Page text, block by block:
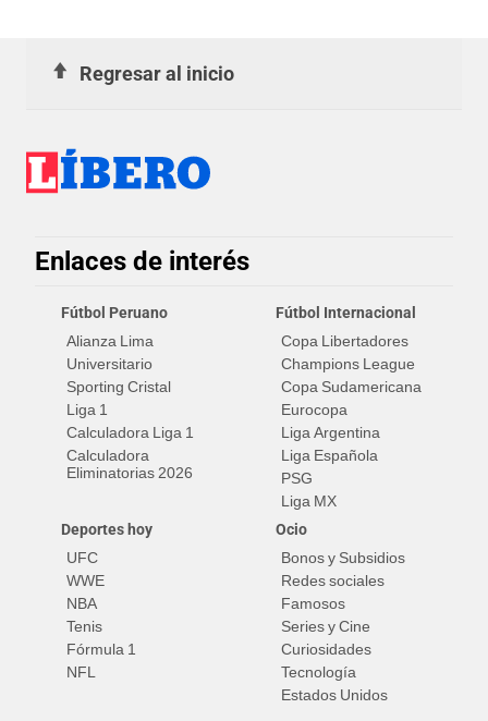
Regresar al inicio
Enlaces de interés
Fútbol Peruano
Alianza Lima
Universitario
Sporting Cristal
Liga 1
Calculadora Liga 1
Calculadora
Eliminatorias 2026
Fútbol Internacional
Copa Libertadores
Champions League
Copa Sudamericana
Eurocopa
Liga Argentina
Liga Española
PSG
Liga MX
Deportes hoy
UFC
WWE
NBA
Tenis
Fórmula 1
NFL
Ocio
Bonos y Subsidios
Redes sociales
Famosos
Series y Cine
Curiosidades
Tecnología
Estados Unidos